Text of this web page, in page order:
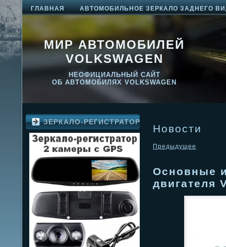
ГЛАВНАЯ АВТОМОБИЛЬНОЕ ЗЕРКАЛО ЗАДНЕГО
МИР АВТОМОБИЛЕЙ
VOLKSWAGEN
НЕОФИЦИАЛЬНЫЙ САЙТ
ОБ АВТОМОБИЛЯХ VOLKSWAGEN
ЗЕРКАЛО-РЕГИСТРАТОР
Новости
Предыдущее
Основные
двигателя